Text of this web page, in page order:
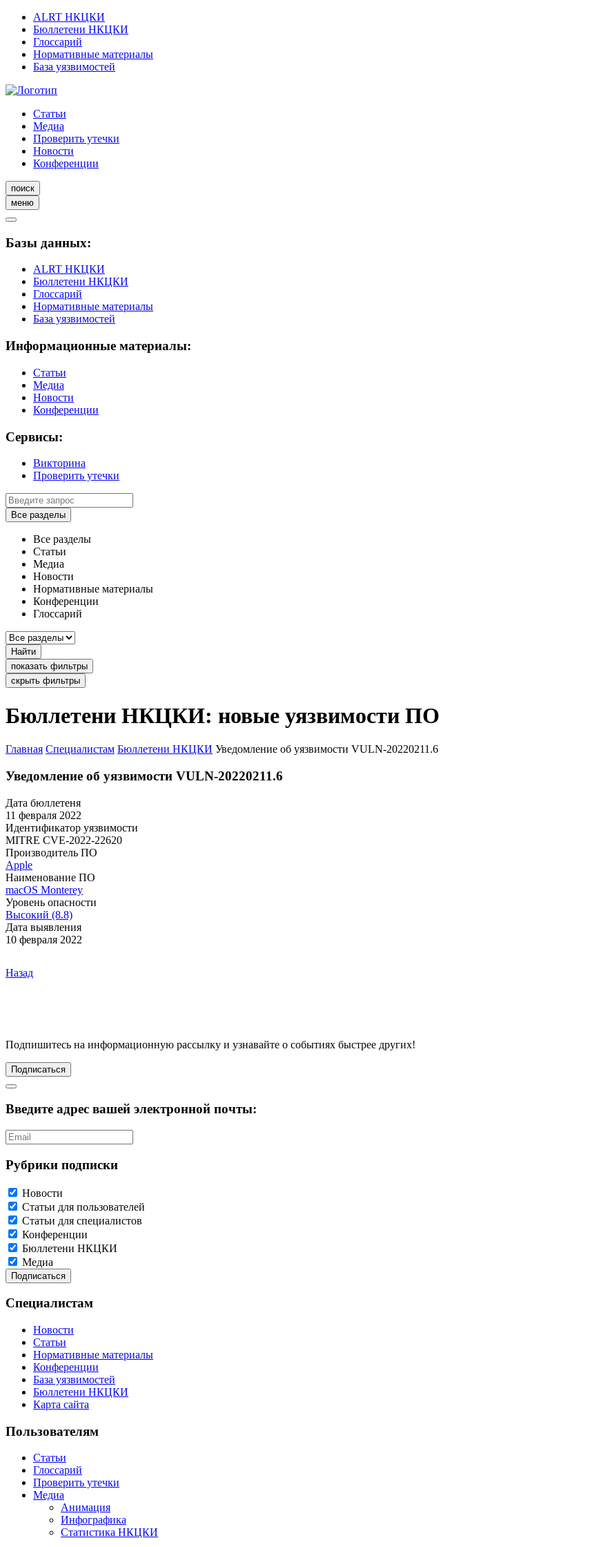
ALRT НКЦКИ
Бюллетени НКЦКИ
Глоссарий
Нормативные материалы
База уязвимостей
Статьи
Медиа
Проверить утечки
Новости
Конференции
поиск
меню
Базы данных:
ALRT НКЦКИ
Бюллетени НКЦКИ
Глоссарий
Нормативные материалы
База уязвимостей
Информационные материалы:
Статьи
Медиа
Новости
Конференции
Сервисы:
Викторина
Проверить утечки
Все разделы
Все разделы
Статьи
Медиа
Новости
Нормативные материалы
Конференции
Глоссарий
Найти
показать фильтры
скрыть фильтры
Бюллетени НКЦКИ: новые уязвимости ПО
Главная Специалистам Бюллетени НКЦКИ Уведомление об уязвимости VULN-20220211.6
Уведомление об уязвимости VULN-20220211.6
Дата бюллетеня
11 февраля 2022
Идентификатор уязвимости
MITRE CVE-2022-22620
Производитель ПО
Apple
Наименование ПО
macOS Monterey
Уровень опасности
Высокий (8.8)
Дата выявления
10 февраля 2022
Назад
Подпишитесь на информационную рассылку и узнавайте о событиях быстрее других!
Подписаться
Введите адрес вашей электронной почты:
Рубрики подписки
Новости
Статьи для пользователей
Статьи для специалистов
Конференции
Бюллетени НКЦКИ
Медиа
Специалистам
Новости
Статьи
Нормативные материалы
Конференции
База уязвимостей
Бюллетени НКЦКИ
Карта сайта
Пользователям
Статьи
Глоссарий
Проверить утечки
Медиа
Анимация
Инфографика
Статистика НКЦКИ